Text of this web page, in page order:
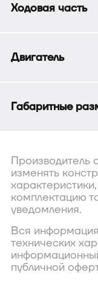
Ходовая часть
Двигатель
Габаритные
Производитель
изменять
комплектацию
уведомления.
Вся
технических
публичной